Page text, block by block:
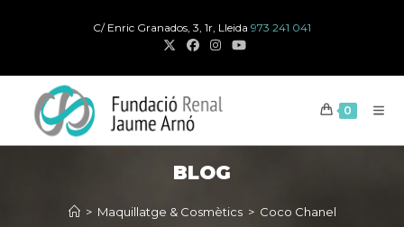
C/ Enric Granados, 3, 1r, Lleida 973 241 041
0
BLOG
> Maquillatge & Cosmètics > Coco Chanel